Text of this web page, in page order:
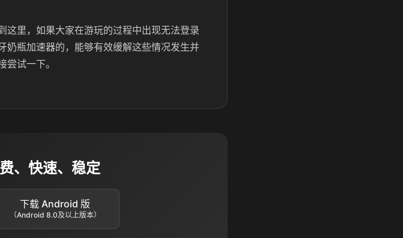
这里，如果大家在游玩的过程中出现无法登录
奶瓶加速器的，能够有效缓解这些情况发生并
试一下。
、快速、稳定
下载 Android 版
（Android 8.0及以上版本）